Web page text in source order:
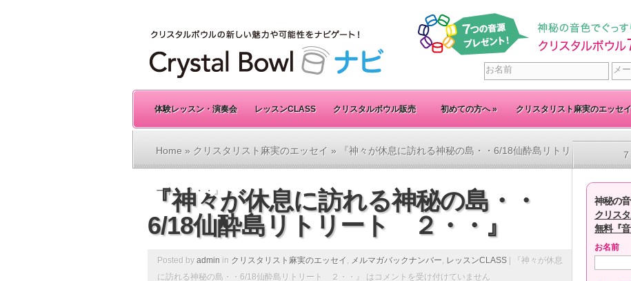
体験レッスン・演奏会 レッスンCLASS クリスタルボウル販売 初めての方へ» クリスタリスト麻実のエッセイ
Home » クリスタリスト麻実のエッセイ » 『神々が休息に訪れる神秘の島・・6/18仙酔島リトリ
ート ２・・』
『神々が休息に訪れる神秘の島・・
6/18仙酔島リトリート ２・・』
Posted by admin in クリスタリスト麻実のエッセイ , メルマガバックナンバー, レッスンCLASS
『神々が休息
に訪れる神秘の島・・6/18仙酔島リトリート ２・・』 は コメントを受け付けていません
神秘の
クリス
無料『
お名前